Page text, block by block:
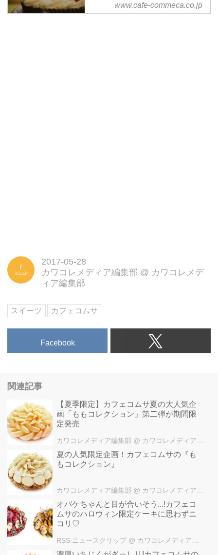
「カフェコムサ」は“日本の食を
www.cafe-commeca.co.jp
2017-05-28
カワコレメディア編集部 @ カワコレメデ
ィア編集部
スイーツ カフェコムサ
Facebook
関連記事
【夏季限定】カフェコムサ夏の大人気企
画「ももコレクション」第二弾が期間限
定発売
カワコレメディア編集部 @ カワコレメディア編集部
夏の人気限定企画！カフェコムサの『も
もコレクション』
カワコレメディア編集部 @ カワコレメディア編集部
オバケちゃんと目が合いそう...!カフェコ
ムサのハロウィン限定ケーキに思わずニ
コリ♡
RSS ニュースクリップ @ カワコレメディア編集部